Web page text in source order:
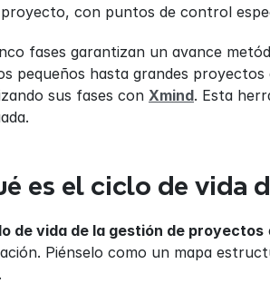
con puntos de control
fases garantizan un avance
pequeños hasta grandes
sus fases con Xmind. Esta
es el ciclo de vida
de vida de la gestión de proyectos
Piénselo como un mapa